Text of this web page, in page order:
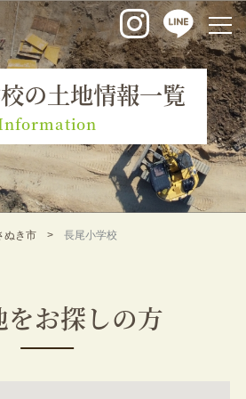
の土地情報一覧
ぬき市 長尾小学校
をお探しの方